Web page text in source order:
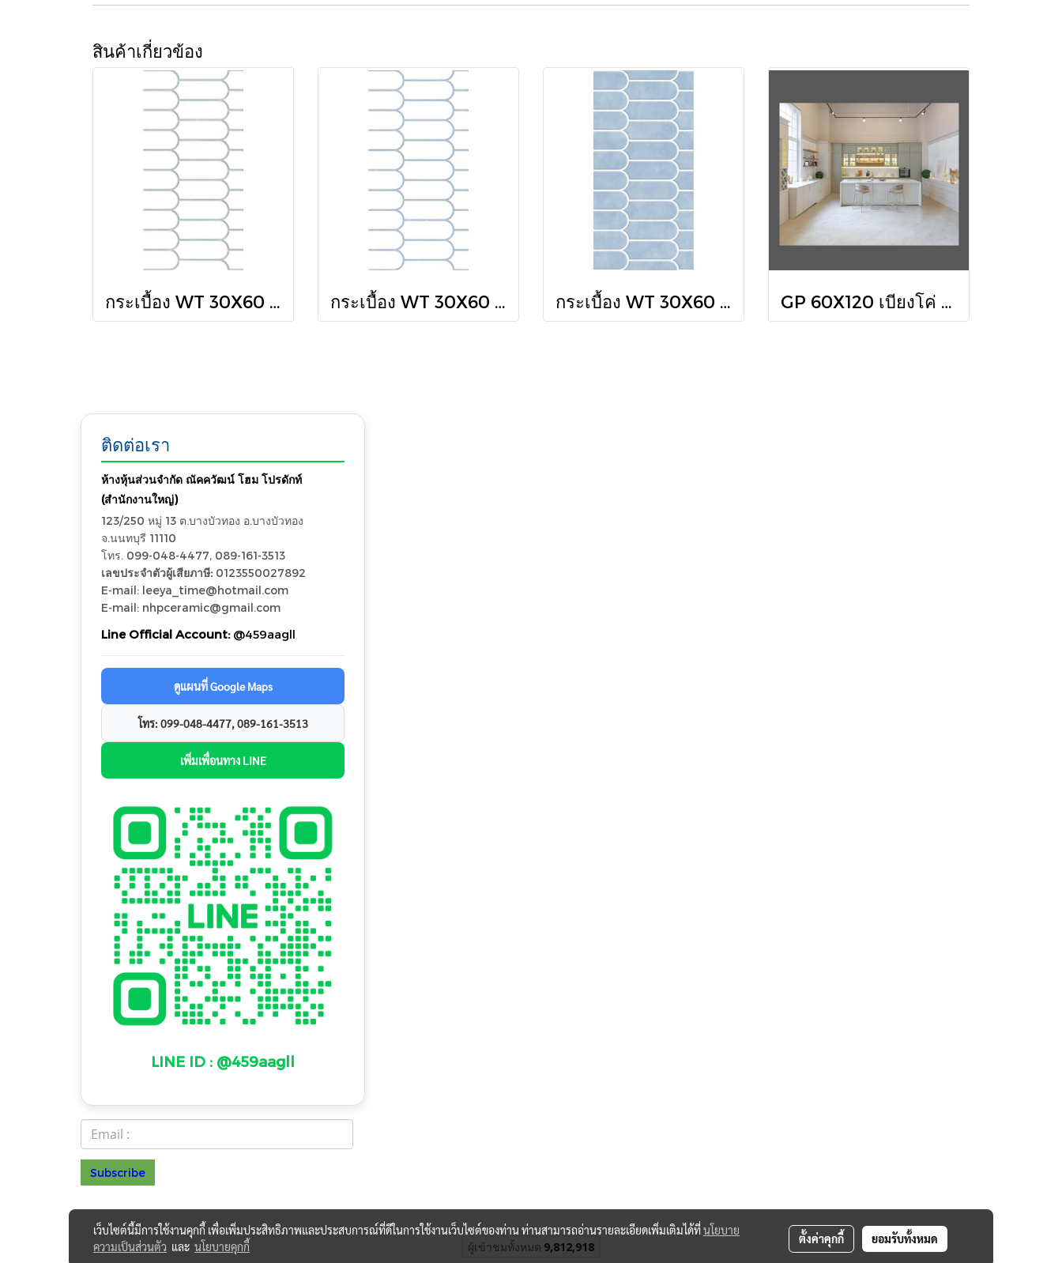
สินค้าเกี่ยวข้อง
กระเบื้อง WT 30X60 ซิมโฟนี ไลน์ เบซิล (HYG) R/T PM กระเบื้อง WT 30X60 ซิมโฟนี ไลน์ ฟ้า (HYG) R/T PM กระเบื้อง WT 30X60 ซิมโฟนี ฟ้า (HYG) R/T PM GP 60X120 เบียงโค่ เวนูโซ(HYG)NAT R/T PM
ติดต่อเรา
ห้างหุ้นส่วนจำกัด ณัคควัฒน์ โฮม โปรดักท์
(สำนักงานใหญ่)
123/250 หมู่ 13 ต.บางบัวทอง อ.บางบัวทอง
จ.นนทบุรี 11110
โทร. 099-048-4477, 089-161-3513
เลขประจำตัวผู้เสียภาษี: 0123550027892
E-mail: leeya_time@hotmail.com
E-mail: nhpceramic@gmail.com
Line Official Account:@459aagll
ดูแผนที่ Google Maps
โทร: 099-048-4477, 089-161-3513
เพิ่มเพื่อนทาง LINE
LINE ID : @459aagll
Subscribe
ร.099 0 © Copyright 2022 All Rights Reserved
ผู้เข้าชมวันนี้ 1,710
เว็บไซต์นี้มีการใช้งานคุกกี้ เพื่อเพิ่มประสิทธิภาพและประสบการณ์ที่ดีในการใช้งานเว็บไซต์ของท่าน ท่านสามารถอ่านรายละเอียดเพิ่มเติมได้ที่นโยบาย
ความเป็นส่วนตัว และ นโยบายคุกกี้
ตั้งค่าคุกกี้ ยอมรับทั้งหมด